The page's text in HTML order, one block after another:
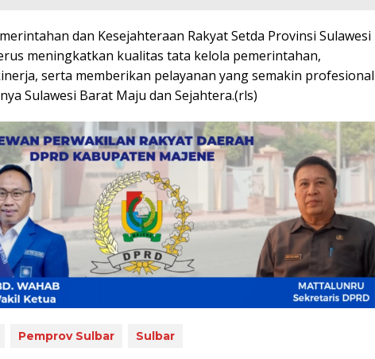
dan Kesejahteraan Rakyat Setda Provinsi Sulawesi
meningkatkan kualitas tata kelola pemerintahan,
serta memberikan pelayanan yang semakin profesional
Sulawesi Barat Maju dan Sejahtera.(rls)
Pemprov Sulbar Sulbar